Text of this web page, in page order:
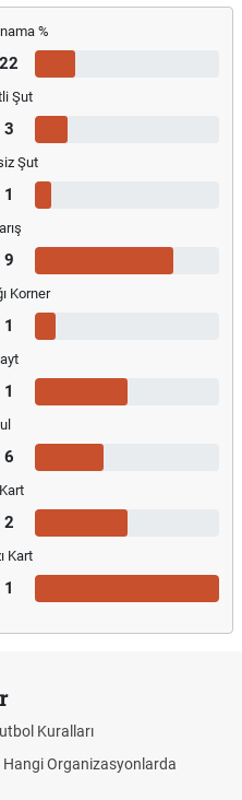
%
22
Şut
3
Şut
1
9
Korner
1
1
6
2
Kart
1
Kuralları
Hangi Organizasyonlarda